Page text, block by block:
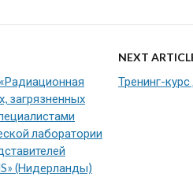
загрязненных
лаборатории
(Нидерланды)
NEXT
Тренинг-